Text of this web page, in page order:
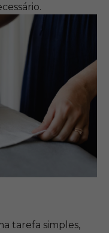
tarefa simples,